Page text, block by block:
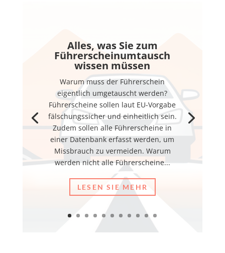
Alles, was Sie zum
Führerscheinumtausch
wissen müssen
Warum muss der Führerschein
eigentlich umgetauscht werden?
Führerscheine sollen laut EU-Vorgabe
fälschungssicher und einheitlich sein.
Zudem sollen alle Führerscheine in
einer Datenbank erfasst werden, um
Missbrauch zu vermeiden. Warum
werden nicht alle Führerscheine...
LESEN SIE MEHR